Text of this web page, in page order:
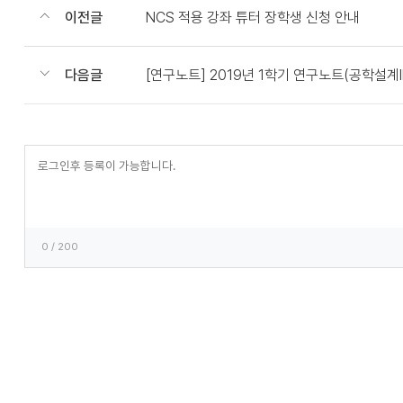
이전글 NCS 적용 강좌 튜터 장학생 신청 안내
다음글 [연구노트] 2019년 1학기 연구노트(공학설
0 / 200